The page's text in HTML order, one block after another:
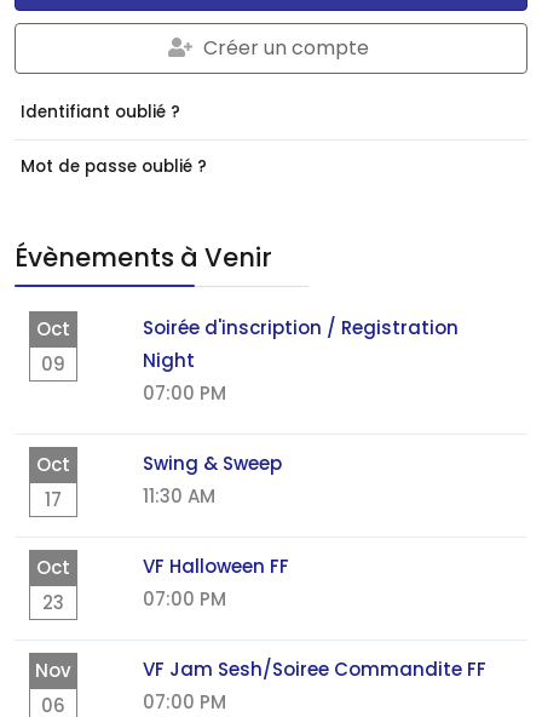
Créer un compte
Identifiant oublié ?
Mot de passe oublié ?
Évènements à Venir
Oct
09
Soirée d'inscription / Registration
Night
07:00 PM
Oct
17
Swing & Sweep
11:30 AM
Oct
23
VF Halloween FF
07:00 PM
Nov
06
VF Jam Sesh/Soiree Commandite FF
07:00 PM